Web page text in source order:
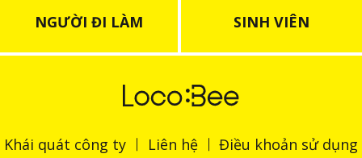
NGƯỜI ĐI LÀM SINH VIÊN
Khái quát công ty Liên hệ Điều khoản sử dụng